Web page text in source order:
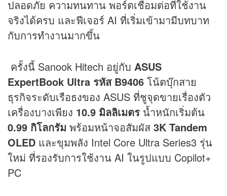
ปลอดภัย ความทนทาน พอร์ตเชื่อมต่อที่ใช้งาน
จริงได้ครบ และฟีเจอร์ AI ที่เริ่มเข้ามามีบทบาท
กับการทำงานมากขึ้น
ครั้งนี้ Sanook Hitech อยู่กับ ASUS
ExpertBook Ultra รหัส B9406 โน้ตบุ๊กสาย
ธุรกิจระดับเรือธงของ ASUS ที่ชูจุดขายเรื่องตัว
เครื่องบางเพียง 10.9 มิลลิเมตร น้ำหนักเริ่มต้น
0.99 กิโลกรัม พร้อมหน้าจอสัมผัส 3K Tandem
OLED และขุมพลัง Intel Core Ultra Series3 รุ่น
ใหม่ ที่รองรับการใช้งาน AI ในรูปแบบ Copilot+
PC